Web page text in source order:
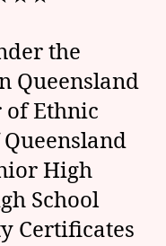
the
Queensland
of Ethnic
High
School
Certificates